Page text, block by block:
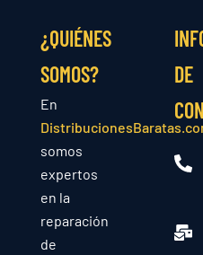
¿QUIÉNES
SOMOS?
En
somos
expertos
en la
reparación
de
DE